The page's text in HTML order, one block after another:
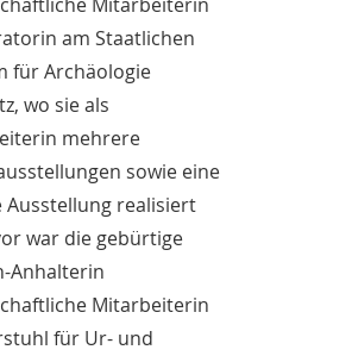
am Staatlichen
für Archäologie
wo sie als
mehrere
sowie eine
Ausstellung realisiert
war die gebürtige
Anhalterin
Mitarbeiterin
für Ur- und